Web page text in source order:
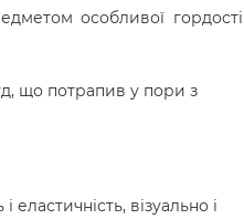
особливої гордості
що потрапив у пори з
еластичність, візуально і